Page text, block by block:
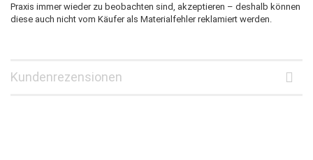
Praxis immer wieder zu beobachten sind, akzeptieren – deshalb können
diese auch nicht vom Käufer als Materialfehler reklamiert werden.
Kundenrezensionen